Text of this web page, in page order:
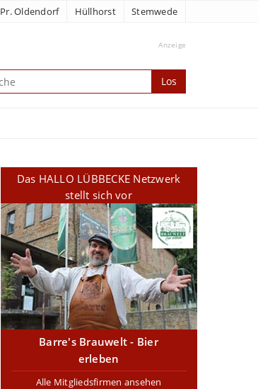
Pr. Oldendorf Hüllhorst Stemwede
Anzeige
Los
Das HALLO LÜBBECKE Netzwerk
stellt sich vor
Barre's Brauwelt - Bier
erleben
Alle Mitgliedsfirmen ansehen